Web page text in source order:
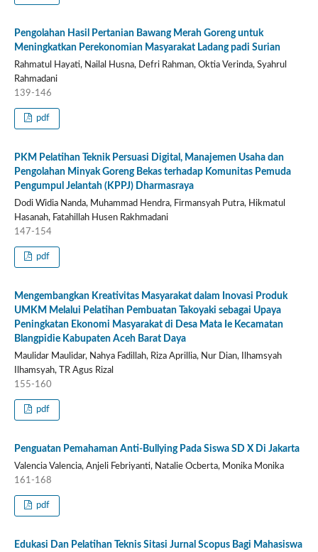
Pengolahan Hasil Pertanian Bawang Merah Goreng untuk
Meningkatkan Perekonomian Masyarakat Ladang padi Surian
Rahmatul Hayati, Nailal Husna, Defri Rahman, Oktia Verinda, Syahrul
Rahmadani
139-146
pdf
PKM Pelatihan Teknik Persuasi Digital, Manajemen Usaha dan
Pengolahan Minyak Goreng Bekas terhadap Komunitas Pemuda
Pengumpul Jelantah (KPPJ) Dharmasraya
Dodi Widia Nanda, Muhammad Hendra, Firmansyah Putra, Hikmatul
Hasanah, Fatahillah Husen Rakhmadani
147-154
pdf
Mengembangkan Kreativitas Masyarakat dalam Inovasi Produk
UMKM Melalui Pelatihan Pembuatan Takoyaki sebagai Upaya
Peningkatan Ekonomi Masyarakat di Desa Mata Ie Kecamatan
Blangpidie Kabupaten Aceh Barat Daya
Maulidar Maulidar, Nahya Fadillah, Riza Aprillia, Nur Dian, Ilhamsyah
Ilhamsyah, TR Agus Rizal
155-160
pdf
Penguatan Pemahaman Anti-Bullying Pada Siswa SD X Di Jakarta
Valencia Valencia, Anjeli Febriyanti, Natalie Ocberta, Monika Monika
161-168
pdf
Edukasi Dan Pelatihan Teknis Sitasi Jurnal Scopus Bagi Mahasiswa